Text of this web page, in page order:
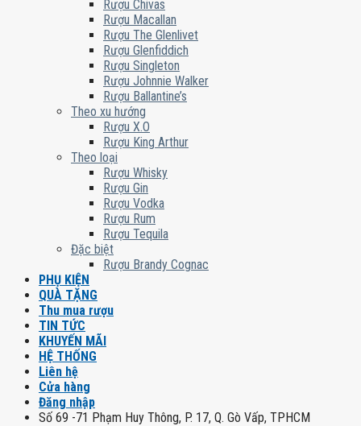
Rượu Chivas
Rượu Macallan
Rượu The Glenlivet
Rượu Glenfiddich
Rượu Singleton
Rượu Johnnie Walker
Rượu Ballantine’s
Theo xu hướng
Rượu X.O
Rượu King Arthur
Theo loại
Rượu Whisky
Rượu Gin
Rượu Vodka
Rượu Rum
Rượu Tequila
Đặc biệt
Rượu Brandy Cognac
PHỤ KIỆN
QUÀ TẶNG
Thu mua rượu
TIN TỨC
KHUYẾN MÃI
HỆ THỐNG
Liên hệ
Cửa hàng
Đăng nhập
Số 69 -71 Phạm Huy Thông, P. 17, Q. Gò Vấp, TPHCM